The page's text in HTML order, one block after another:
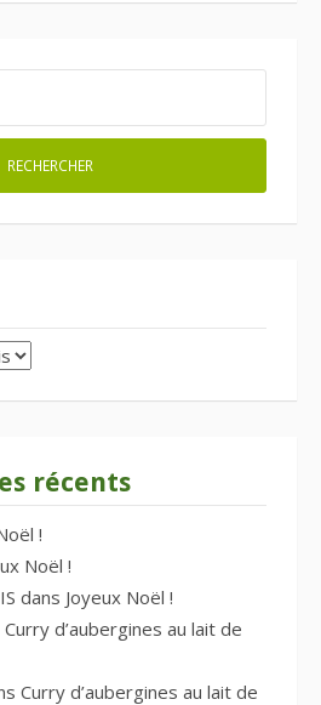
récents
!
Noël !
dans Joyeux Noël !
Curry d’aubergines au lait de
Curry d’aubergines au lait de